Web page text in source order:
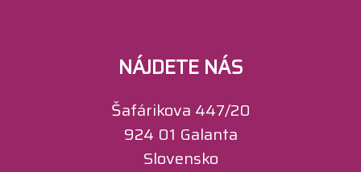
NÁJDETE NÁS
Šafárikova 447/20
924 01 Galanta
Slovensko